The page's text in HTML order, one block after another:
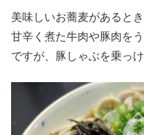
美味しいお蕎麦があると
甘辛く煮た牛肉や豚肉を
ですが、豚しゃぶを乗っ